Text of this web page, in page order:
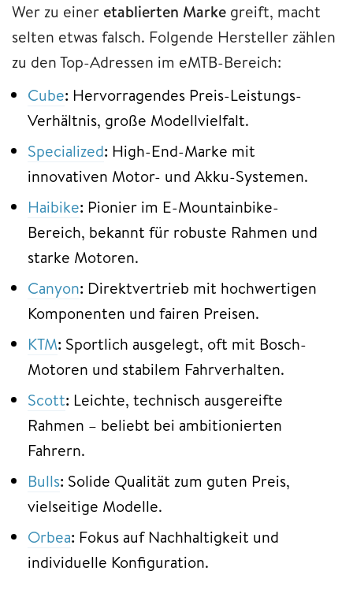
Wer zu einer etablierten Marke greift, macht
selten etwas falsch. Folgende Hersteller zählen
zu den Top-Adressen im eMTB-Bereich:
Cube: Hervorragendes Preis-Leistungs-
Verhältnis, große Modellvielfalt.
Specialized: High-End-Marke mit
innovativen Motor- und Akku-Systemen.
Haibike: Pionier im E-Mountainbike-
Bereich, bekannt für robuste Rahmen und
starke Motoren.
Canyon: Direktvertrieb mit hochwertigen
Komponenten und fairen Preisen.
KTM: Sportlich ausgelegt, oft mit Bosch-
Motoren und stabilem Fahrverhalten.
Scott: Leichte, technisch ausgereifte
Rahmen – beliebt bei ambitionierten
Fahrern.
Bulls: Solide Qualität zum guten Preis,
vielseitige Modelle.
Orbea: Fokus auf Nachhaltigkeit und
individuelle Konfiguration.